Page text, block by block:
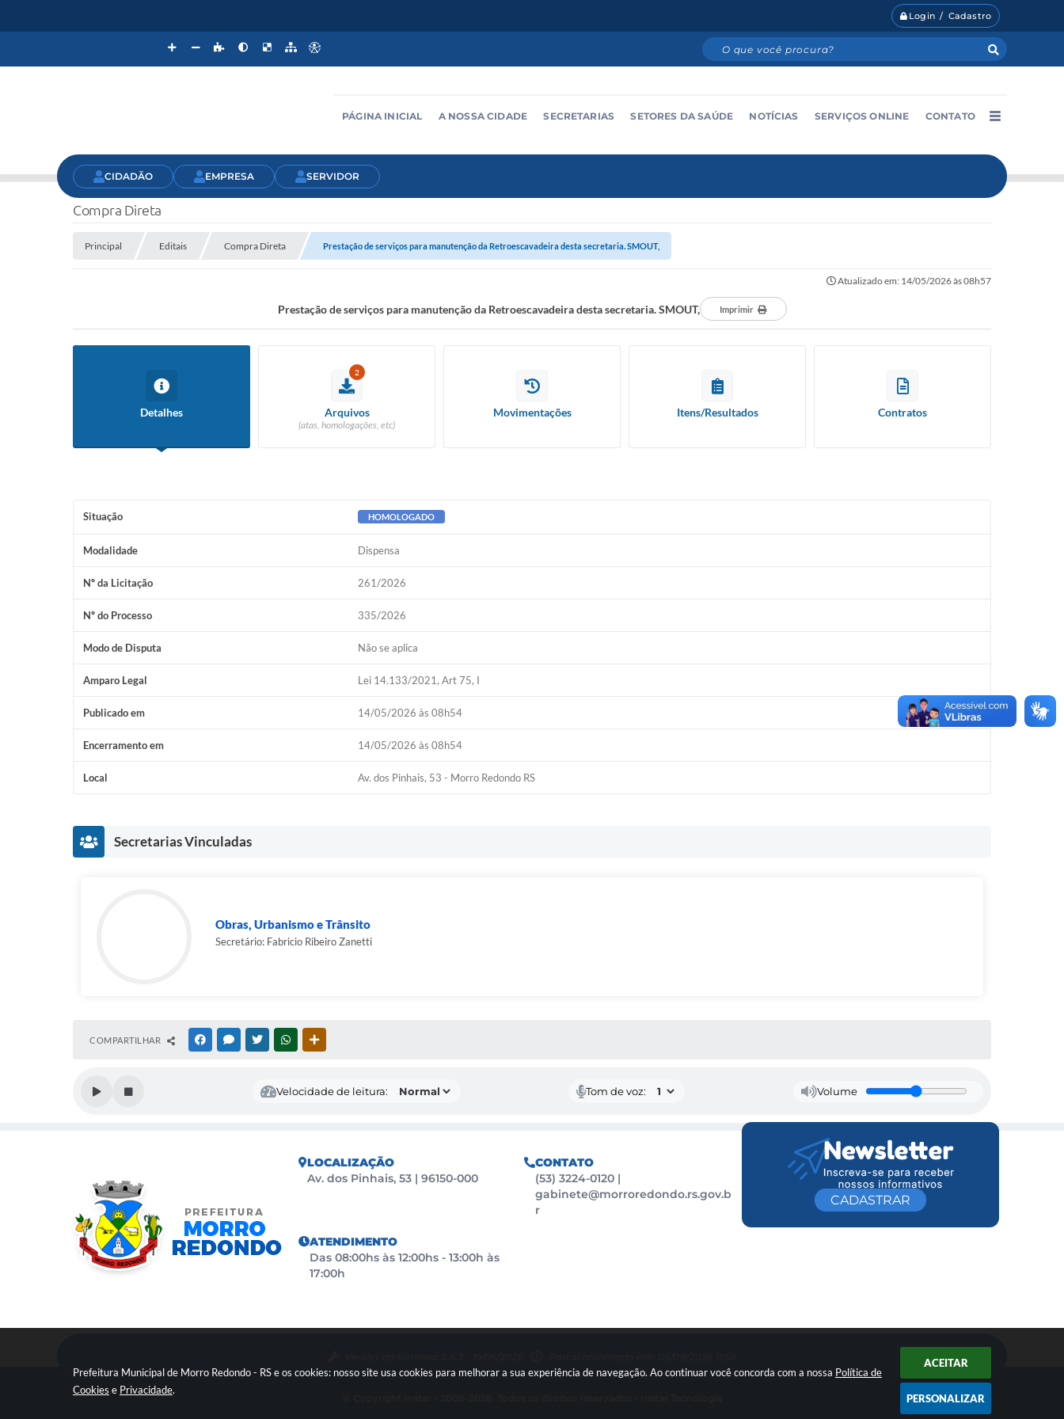
Prefeitura Municipal de Morro Redondo - RS e os cookies: nosso site usa cookies para melhorar a sua experiência de navegação. Ao continuar você concorda com a nossa Política de
Cookies e Privacidade.
ACEITAR
PERSONALIZAR
Login / Cadastro
PÁGINA INICIAL A NOSSA CIDADE SECRETARIAS SETORES DA SAÚDE NOTÍCIAS SERVIÇOS ONLINE CONTATO
CIDADÃO EMPRESA SERVIDOR
Compra Direta
Principal Editais Compra Direta Prestação de serviços para manutenção da Retroescavadeira desta secretaria. SMOUT,
Atualizado em: 14/05/2026 às 08h57
Prestação de serviços para manutenção da Retroescavadeira desta secretaria. SMOUT, Imprimir
Detalhes
2
Arquivos
(atas, homologações, etc)
Movimentações Itens/Resultados Contratos
Situação HOMOLOGADO
Modalidade Dispensa
Nº da Licitação 261/2026
Nº do Processo 335/2026
Modo de Disputa Não se aplica
Amparo Legal Lei 14.133/2021, Art 75, I
Publicado em 14/05/2026 às 08h54
Encerramento em 14/05/2026 às 08h54
Local Av. dos Pinhais, 53 - Morro Redondo RS
Secretarias Vinculadas
Obras, Urbanismo e Trânsito
Secretário: Fabricio Ribeiro Zanetti
COMPARTILHAR FACEBOOKMESSENGER
TWITTERWHATSAPP
Velocidade de leitura: Tom de voz: Volume
LOCALIZAÇÃO
Av. dos Pinhais, 53 | 96150-000
CONTATO
(53) 3224-0120 |
gabinete@morroredondo.rs.gov.b
r
ATENDIMENTO
Das 08:00hs às 12:00hs - 13:00h às
17:00h
CADASTRAR